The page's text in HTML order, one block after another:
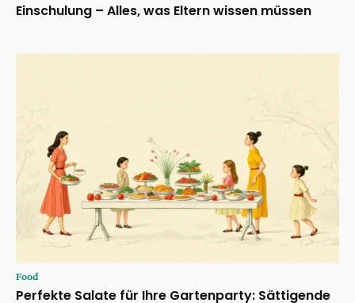
Einschulung – Alles, was Eltern wissen müssen
Food
Perfekte Salate für Ihre Gartenparty: Sättigende